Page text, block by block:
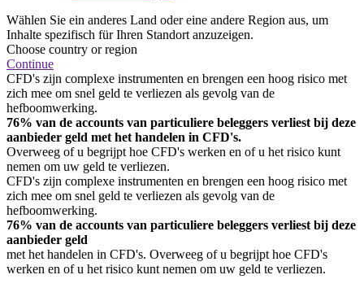
Wählen Sie ein anderes Land oder eine andere Region aus, um
Inhalte spezifisch für Ihren Standort anzuzeigen.
Choose country or region
Continue
CFD's zijn complexe instrumenten en brengen een hoog risico met
zich mee om snel geld te verliezen als gevolg van de
hefboomwerking.
76% van de accounts van particuliere beleggers verliest bij deze
aanbieder geld met het handelen in CFD's.
Overweeg of u begrijpt hoe CFD's werken en of u het risico kunt
nemen om uw geld te verliezen.
CFD's zijn complexe instrumenten en brengen een hoog risico met
zich mee om snel geld te verliezen als gevolg van de
hefboomwerking.
76% van de accounts van particuliere beleggers verliest bij deze
aanbieder geld
met het handelen in CFD's. Overweeg of u begrijpt hoe CFD's
werken en of u het risico kunt nemen om uw geld te verliezen.